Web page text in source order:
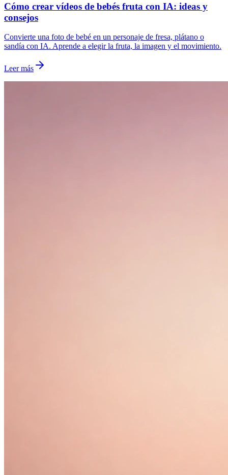
Cómo crear vídeos de bebés fruta con IA: ideas y
consejos
Convierte una foto de bebé en un personaje de fresa, plátano o
sandía con IA. Aprende a elegir la fruta, la imagen y el movimiento.
Leer más